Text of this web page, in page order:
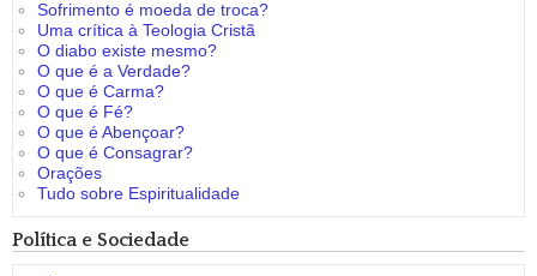
Sofrimento é moeda de troca?
Uma crítica à Teologia Cristã
O diabo existe mesmo?
O que é a Verdade?
O que é Carma?
O que é Fé?
O que é Abençoar?
O que é Consagrar?
Orações
Tudo sobre Espiritualidade
Política e Sociedade